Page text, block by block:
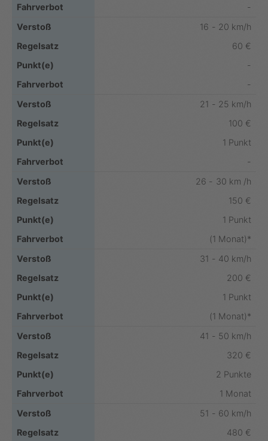
-
16 - 20 km/h
60 €
-
-
21 - 25 km/h
100 €
1 Punkt
-
26 - 30 km /h
150 €
1 Punkt
(1 Monat)*
31 - 40 km/h
200 €
1 Punkt
(1 Monat)*
41 - 50 km/h
320 €
2 Punkte
1 Monat
51 - 60 km/h
480 €